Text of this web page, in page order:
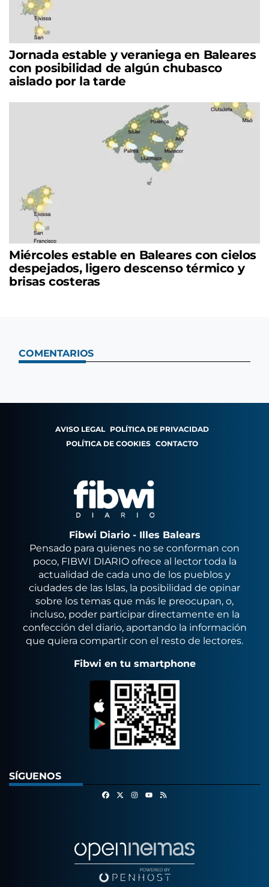
Jornada estable y veraniega en Baleares
con posibilidad de algún chubasco
aislado por la tarde
Miércoles estable en Baleares con cielos
despejados, ligero descenso térmico y
brisas costeras
COMENTARIOS
AVISO LEGAL POLÍTICA DE PRIVACIDAD
POLÍTICA DE COOKIES CONTACTO
Fibwi Diario - Illes Balears
Pensado para quienes no se conforman con
poco, FIBWI DIARIO ofrece al lector toda la
actualidad de cada uno de los pueblos y
ciudades de las Islas, la posibilidad de opinar
sobre los temas que más le preocupan, o,
incluso, poder participar directamente en la
confección del diario, aportando la información
que quiera compartir con el resto de lectores.
Fibwi en tu smartphone
SÍGUENOS
FacebookInstagram